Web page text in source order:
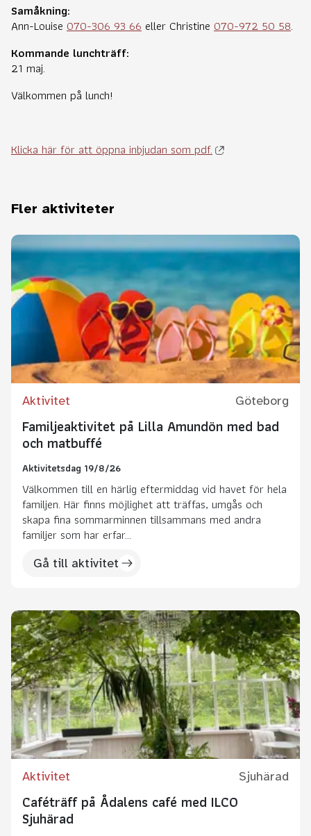
Samåkning:
Ann-Louise 070-306 93 66 eller Christine 070-972 50 58.
Kommande lunchträff:
21 maj.
Välkommen på lunch!
Klicka här för att öppna inbjudan som pdf.
Fler aktiviteter
Aktivitet Göteborg
Familjeaktivitet på Lilla Amundön med bad
och matbuffé
Aktivitetsdag 19/8/26
Välkommen till en härlig eftermiddag vid havet för hela
familjen. Här finns möjlighet att träffas, umgås och
skapa fina sommarminnen tillsammans med andra
familjer som har erfar...
Gå till aktivitet
Aktivitet Sjuhärad
Caféträff på Ådalens café med ILCO
Sjuhärad